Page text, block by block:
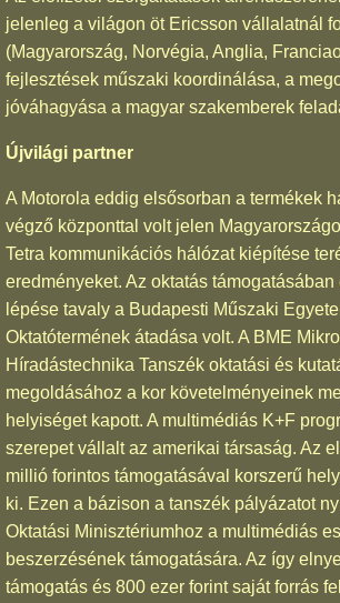
jelenleg a világon öt Ericsson vállalatnál
(Magyarország, Norvégia, Anglia,
fejlesztések műszaki koordinálása, a
jóváhagyása a magyar szakemberek
Újvilági partner
A Motorola eddig elsősorban a termékek
végző központtal volt jelen
Tetra kommunikációs hálózat kiépítése
eredményeket. Az oktatás
lépése tavaly a Budapesti Műszaki
Oktatótermének átadása volt. A BME
Híradástechnika Tanszék oktatási és
megoldásához a kor követelményeinek
helyiséget kapott. A multimédiás K+F
szerepet vállalt az amerikai társaság. Az
millió forintos támogatásával korszerű
ki. Ezen a bázison a tanszék pályázatot
Oktatási Minisztériumhoz a multimédiás
beszerzésének támogatására. Az így
támogatás és 800 ezer forint saját forrás